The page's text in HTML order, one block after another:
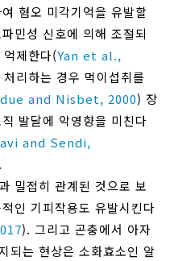
혐오 미각기억을 유발할
민성 신호에 의해 조절되
제한다(Yan et al.,
리하는 경우 먹이섭취를
and Nisbet, 2000) 장
발달에 악영향을 미친다
and Sendi,
밀접히 관계된 것으로 보
인 기피작용도 유발시킨다
). 그리고 곤충에서 아자
되는 현상은 소화효소인 알